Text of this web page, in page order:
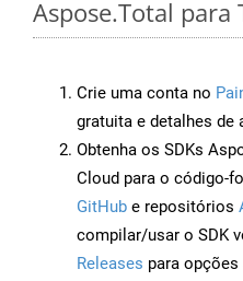
Aspose.Total para
Crie uma conta no
gratuita e detalhes de
Obtenha os SDKs
Cloud para o código-
GitHub e repositórios
compilar/usar o SDK
Releases para